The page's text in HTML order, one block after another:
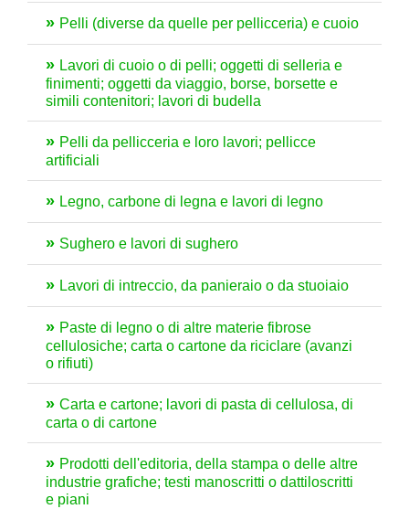
Pelli (diverse da quelle per pellicceria) e cuoio
Lavori di cuoio o di pelli; oggetti di selleria e
finimenti; oggetti da viaggio, borse, borsette e
simili contenitori; lavori di budella
Pelli da pellicceria e loro lavori; pellicce
artificiali
Legno, carbone di legna e lavori di legno
Sughero e lavori di sughero
Lavori di intreccio, da panieraio o da stuoiaio
Paste di legno o di altre materie fibrose
cellulosiche; carta o cartone da riciclare (avanzi
o rifiuti)
Carta e cartone; lavori di pasta di cellulosa, di
carta o di cartone
Prodotti dell'editoria, della stampa o delle altre
industrie grafiche; testi manoscritti o dattiloscritti
e piani